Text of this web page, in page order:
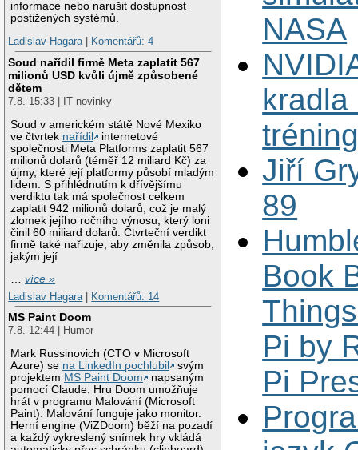
informace nebo narušit dostupnost
postižených systémů.
Ladislav Hagara| Komentářů: 4
Soud nařídil firmě Meta zaplatit 567
milionů USD kvůli újmě způsobené
dětem
7.8. 15:33 | IT novinky
Soud v americkém státě Nové Mexiko
ve čtvrtek nařídil
internetové
společnosti Meta Platforms zaplatit 567
milionů dolarů (téměř 12 miliard Kč) za
újmy, které její platformy působí mladým
lidem. S přihlédnutím k dřívějšímu
verdiktu tak má společnost celkem
zaplatit 942 milionů dolarů, což je malý
zlomek jejího ročního výnosu, který loni
činil 60 miliard dolarů. Čtvrteční verdikt
firmě také nařizuje, aby změnila způsob,
jakým její
…více »
Ladislav Hagara
Komentářů: 14
MS Paint Doom
7.8. 12:44 | Humor
Mark Russinovich (CTO v Microsoft
Azure) se na LinkedIn pochlubil
svým
projektem MS Paint Doom
napsaným
pomocí Claude. Hru Doom umožňuje
hrát v programu Malování (Microsoft
Paint). Malování funguje jako monitor.
Herní engine (ViZDoom) běží na pozadí
a každý vykreslený snímek hry vkládá
NASA
kradla
Jiří
89
Book
Pi by
Pi